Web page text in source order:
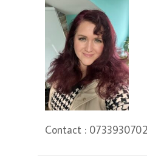
Contact :